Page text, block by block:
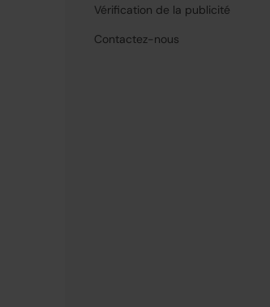
Vérification de la publicité
Contactez-nous